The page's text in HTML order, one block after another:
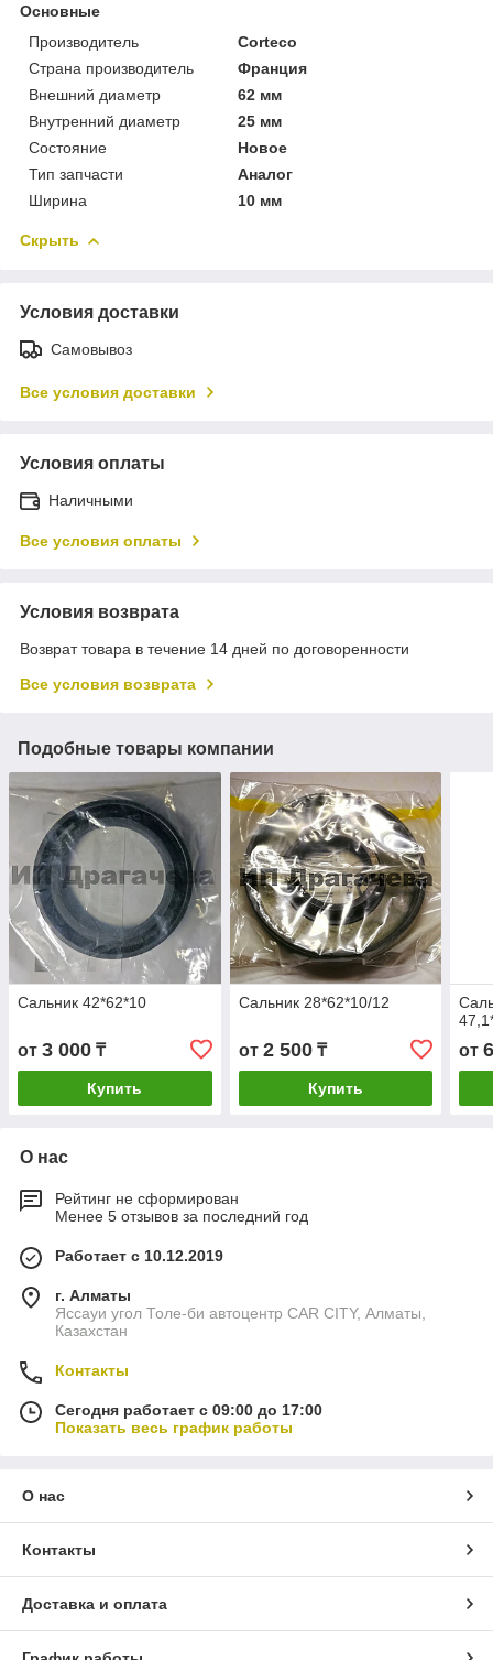
Основные
Производитель
Corteco
Страна производитель
Франция
Внешний диаметр
62 мм
Внутренний диаметр
25 мм
Состояние
Новое
Тип запчасти
Аналог
Ширина
10 мм
Скрыть
Условия доставки
Самовывоз
Все условия доставки
Условия оплаты
Наличными
Все условия оплаты
Условия возврата
Возврат товара в течение 14 дней по договоренности
Все условия возврата
Подобные товары компании
Сальник 42*62*10
от 3 000 ₸
Купить
Сальник 28*62*10/12
от 2 500₸
Купить
от
О нас
Рейтинг не сформирован
Менее 5 отзывов за последний год
Работает с 10.12.2019
г. Алматы
Яссауи угол Толе-би автоцентр CAR CITY, Алматы,
Казахстан
Контакты
Сегодня работает с 09:00 до 17:00
Показать весь график работы
О нас
Контакты
Доставка и оплата